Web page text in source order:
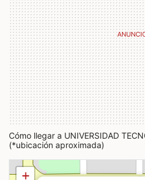
Cómo llegar a UNIVERSIDAD
(*ubicación aproximada)
+